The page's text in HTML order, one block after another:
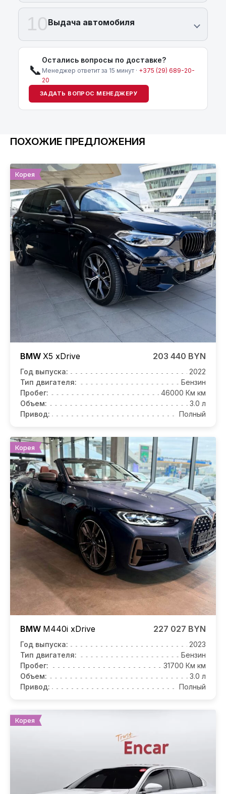
10Выдача автомобиля
📞
Остались вопросы по доставке?
Менеджер ответит за 15 минут · +375 (29) 689-20-
20
ЗАДАТЬ ВОПРОС МЕНЕДЖЕРУ
ПОХОЖИЕ ПРЕДЛОЖЕНИЯ
Корея
BMW X5 xDrive 203 440 BYN
Год выпуска:
2022
Тип двигателя:
Бензин
Пробег:
46000 Км км
Объем:
3.0 л
Привод:
Полный
Корея
BMW M440i xDrive 227 027 BYN
Год выпуска:
2023
Тип двигателя:
Бензин
Пробег:
31700 Км км
Объем:
3.0 л
Привод:
Полный
Корея